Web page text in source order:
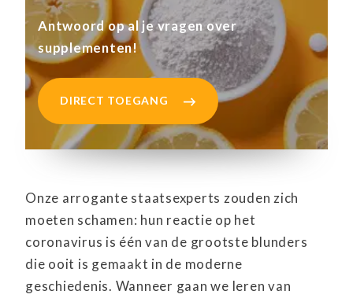
Antwoord op al je vragen over
supplementen!
DIRECT TOEGANG
Onze arrogante staatsexperts zouden zich
moeten schamen: hun reactie op het
coronavirus is één van de grootste blunders
die ooit is gemaakt in de moderne
geschiedenis. Wanneer gaan we leren van